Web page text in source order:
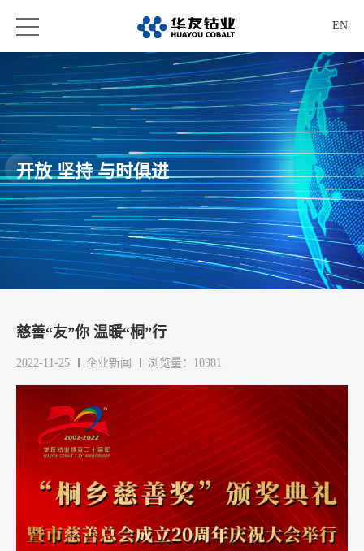
EN
开放 坚持 与时俱进
慈善“友”你 温暖“桐”行
2022-11-25 企业新闻 浏览量：10981